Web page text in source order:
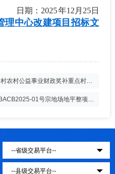
日期： 2025年12月25日
理中心改建项目招标文
农村公益事业财政奖补重点村采
01号宗地场地平整项目